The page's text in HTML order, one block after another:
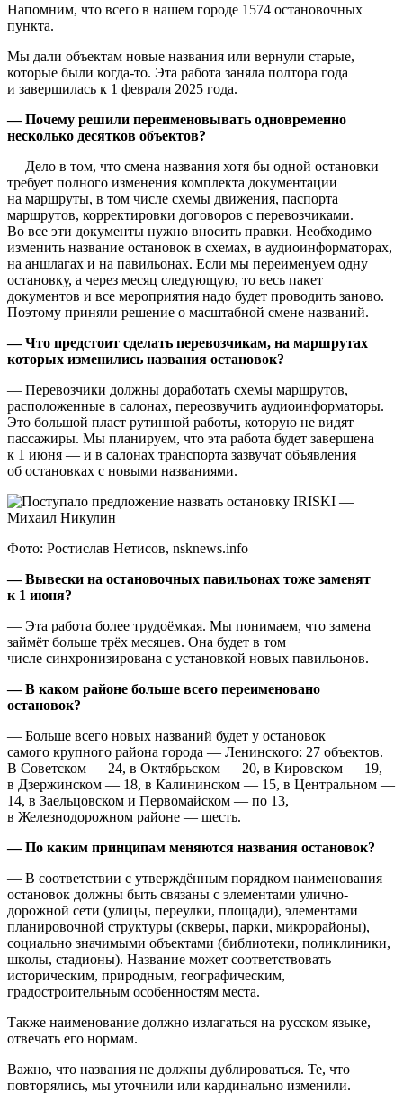
Напомним, что всего в нашем городе 1574 остановочных
пункта.
Мы дали объектам новые названия или вернули старые,
которые были когда-то. Эта работа заняла полтора года
и завершилась к 1 февраля 2025 года.
— Почему решили переименовывать одновременно
несколько десятков объектов?
— Дело в том, что смена названия хотя бы одной остановки
требует полного изменения комплекта документации
на маршруты, в том числе схемы движения, паспорта
маршрутов, корректировки договоров с перевозчиками.
Во все эти документы нужно вносить правки. Необходимо
изменить название остановок в схемах, в аудиоинформаторах,
на аншлагах и на павильонах. Если мы переименуем одну
остановку, а через месяц следующую, то весь пакет
документов и все мероприятия надо будет проводить заново.
Поэтому приняли решение о масштабной смене названий.
— Что предстоит сделать перевозчикам, на маршрутах
которых изменились названия остановок?
— Перевозчики должны доработать схемы маршрутов,
расположенные в салонах, переозвучить аудиоинформаторы.
Это большой пласт рутинной работы, которую не видят
пассажиры. Мы планируем, что эта работа будет завершена
к 1 июня — и в салонах транспорта зазвучат объявления
об остановках с новыми названиями.
Фото: Ростислав Нетисов, nsknews.info
— Вывески на остановочных павильонах тоже заменят
к 1 июня?
— Эта работа более трудоёмкая. Мы понимаем, что замена
займёт больше трёх месяцев. Она будет в том
числе синхронизирована с установкой новых павильонов.
— В каком районе больше всего переименовано
остановок?
— Больше всего новых названий будет у остановок
самого крупного района города — Ленинского: 27 объектов.
В Советском — 24, в Октябрьском — 20, в Кировском — 19,
в Дзержинском — 18, в Калининском — 15, в Центральном —
14, в Заельцовском и Первомайском — по 13,
в Железнодорожном районе — шесть.
— По каким принципам меняются названия остановок?
— В соответствии с утверждённым порядком наименования
остановок должны быть связаны с элементами улично-
дорожной сети (улицы, переулки, площади), элементами
планировочной структуры (скверы, парки, микрорайоны),
социально значимыми объектами (библиотеки, поликлиники,
школы, стадионы). Название может соответствовать
историческим, природным, географическим,
градостроительным особенностям места.
Также наименование должно излагаться на русском языке,
отвечать его нормам.
Важно, что названия не должны дублироваться. Те, что
повторялись, мы уточнили или кардинально изменили.